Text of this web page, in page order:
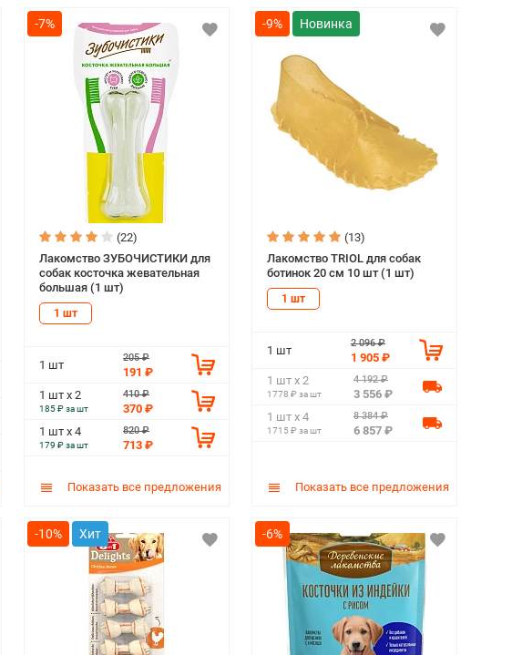
-7%
(22)
Лакомство ЗУБОЧИСТИКИ для
собак косточка жевательная
большая (1 шт)
1 шт
1 шт
205 ₽
191 ₽
1 шт х 2
185 ₽ за шт
410 ₽
370 ₽
1 шт х 4
179 ₽ за шт
820 ₽
713 ₽
Показать все предложения
-9%
(13)
Лакомство TRIOL для собак
ботинок 20 см 10 шт (1 шт)
1 шт
1 шт
2 096 ₽
1 905 ₽
1 шт х 2
1778 ₽ за шт
4 192 ₽
3 556 ₽
1 шт х 4
1715 ₽ за шт
8 384 ₽
6 857 ₽
Показать все предложения
-10% -6%